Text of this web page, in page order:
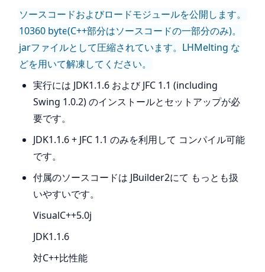
ソースコードおよびロードモジュールを公開します。
10360 byte(C++部分はソースコードの一部分のみ)。
jarファイルとして圧縮されています。LHMelting な
どを用いて解凍してください。
実行には JDK1.1.6 および JFC 1.1 (including
Swing 1.0.2) のインストールとセットアップが必
要です。
JDK1.1.6 + JFC 1.1 のみを利用して コンパイル可能
です。
付属のソースコードは JBuilder2にて もっとも扱
いやすいです。
VisualC++5.0j
JDK1.1.6
対C++比性能